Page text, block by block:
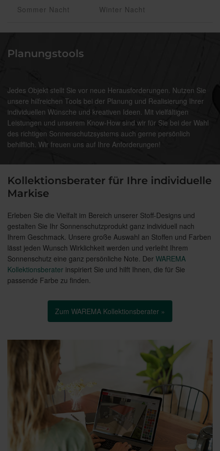
Sommer Nacht Winter Nacht
Planungstools
Jedes Objekt stellt Sie vor neue Herausforderungen. Nutzen Sie
unsere hilfreichen Tools bei der Planung und Realisierung Ihrer
individuellen Wünsche und kreativen Ideen. Mit vielfältigen
Leistungen und unserem Know-How sind wir für Sie bei der Wahl
des richtigen Sonnenschutzsystems auch gerne persönlich
behilflich. Wir freuen uns auf Ihre Anforderungen!
Kollektionsberater für Ihre individuelle
Markise
Erleben Sie die Vielfalt im Bereich unserer Stoff-Designs und
gestalten Sie Ihr Sonnenschutzprodukt ganz individuell nach
Ihrem Geschmack. Unsere große Auswahl an Stoffen und Farben
lässt jeden Wunsch Wirklichkeit werden und verleiht Ihrem
Sonnenschutz eine ganz persönliche Note. Der WAREMA
Kollektionsberater inspiriert Sie und hilft Ihnen, die für Sie
passende Farbe zu finden.
Zum WAREMA Kollektionsberater »